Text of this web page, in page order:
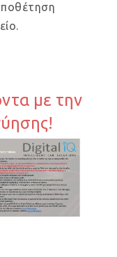
με την